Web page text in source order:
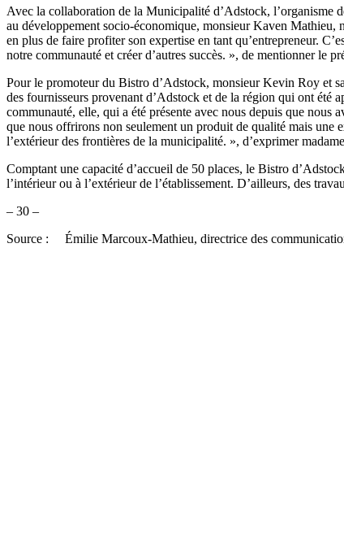
Avec la collaboration de la Municipalité d’Adstock, l’organisme
au développement socio-économique, monsieur Kaven Mathieu,
en plus de faire profiter son expertise en tant qu’entrepreneur.
notre communauté et créer d’autres succès. », de mentionner le
Pour le promoteur du Bistro d’Adstock, monsieur Kevin Roy et
des fournisseurs provenant d’Adstock et de la région qui ont été
communauté, elle, qui a été présente avec nous depuis que nous
que nous offrirons non seulement un produit de qualité mais une
l’extérieur des frontières de la municipalité. », d’exprimer
Comptant une capacité d’accueil de 50 places, le Bistro
l’intérieur ou à l’extérieur de l’établissement. D’ailleurs, des
– 30 –
Source : Émilie Marcoux-Mathieu, directrice des